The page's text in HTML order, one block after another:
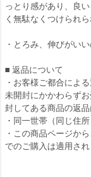
っとり感があり、良
く無駄なくつけられら
・とろみ、伸びがい
■ 返品について
・お客様ご都合によ
未開封にかかわらず
封してある商品の返品
・同一世帯（同じ住
・この商品ページか
でのご購入は適用され